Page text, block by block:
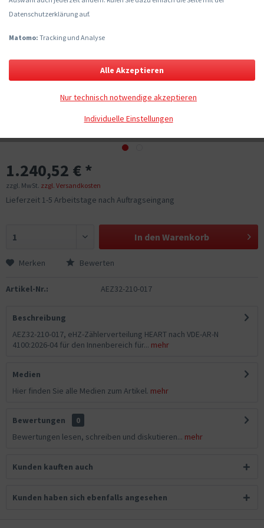
1.240,52 € *
zzgl. MwSt. zzgl. Versandkosten
Lieferzeit 1-5 Arbeitstage nach Auftragseingang
In den Warenkorb
Merken Bewerten
Artikel-Nr.: AEZ32-210-017
Beschreibung
AEZ32-210-017, eHZ-Zählerverteilung HEART nach VDE-AR-N
4100:2026-04 für den Innenbereich für... mehr
Medien
Hier finden Sie alle Medien zum Artikel. mehr
Bewertungen
0
Bewertungen lesen, schreiben und diskutieren... mehr
Kunden kauften auch
Kunden haben sich ebenfalls angesehen
Datenschutzerklärung auf.
Matomo: Tracking und Analyse
Individuelle Einstellungen
Nur technisch notwendige akzeptieren
Alle Akzeptieren